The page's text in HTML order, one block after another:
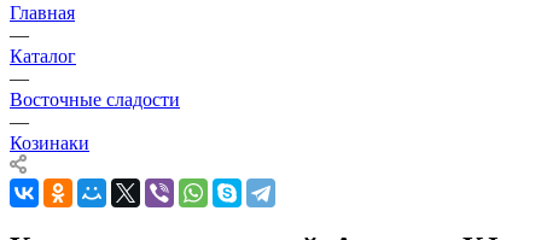
Главная
—
Каталог
—
Восточные сладости
—
Козинаки